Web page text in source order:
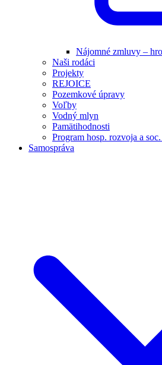
Nájomné zmluvy –
Naši rodáci
Projekty
REJOICE
Pozemkové úpravy
Voľby
Vodný mlyn
Pamätihodnosti
Program hosp. rozvoja a
Samospráva